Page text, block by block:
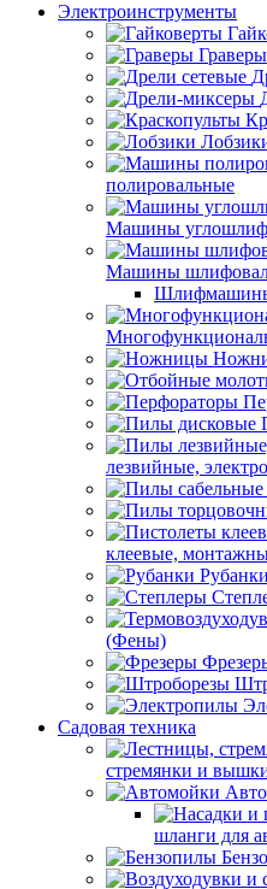
Электроинструменты
Граверы
полировальные
Машины
Машины
лезвийные,
клеевые,
Рубанки
(Фены)
Садовая техника
стремянки и
шланги для